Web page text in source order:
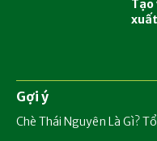
Tạo
Gợi ý
Chè Thái Nguyên Là Gì?